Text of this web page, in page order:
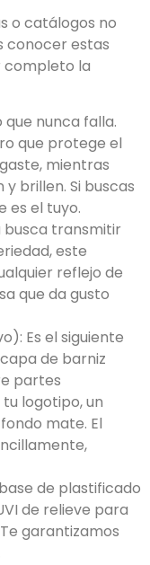
o catálogos no
conocer estas
completo la
que nunca falla.
que protege el
mientras
brillen. Si buscas
es el tuyo.
busca transmitir
este
reflejo de
que da gusto
Es el siguiente
de barniz
partes
logotipo, un
mate. El
de plastificado
de relieve para
garantizamos